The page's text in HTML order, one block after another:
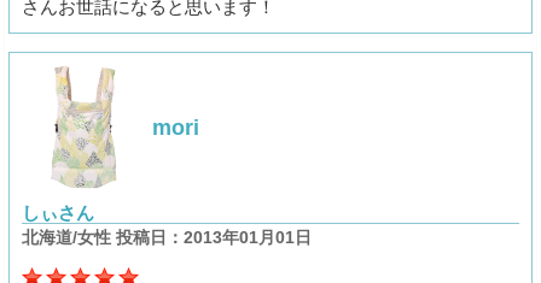
さんお世話になると思います！
mori
しぃさん
北海道/女性 投稿日：2013年01月01日